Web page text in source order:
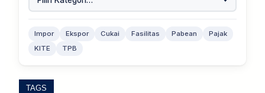
Impor Ekspor Cukai Fasilitas Pabean
Pajak
KITE
TPB
TAGS